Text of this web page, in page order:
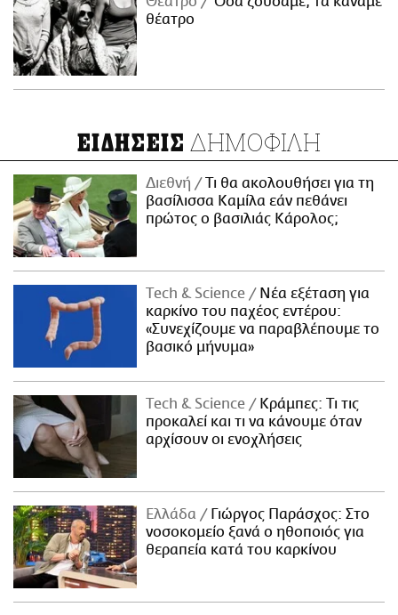
θέατρο
ΕΙΔΗΣΕΙΣ ΔΗΜΟΦΙΛΗ
Διεθνή
Τι θα ακολουθήσει για τη
βασίλισσα Καμίλα εάν πεθάνει
πρώτος ο βασιλιάς Κάρολος;
Τech & Science
Νέα εξέταση για
καρκίνο του παχέος εντέρου:
«Συνεχίζουμε να παραβλέπουμε το
βασικό μήνυμα»
Τech & Science
Κράμπες: Τι τις
προκαλεί και τι να κάνουμε όταν
αρχίσουν οι ενοχλήσεις
Ελλάδα
Γιώργος Παράσχος: Στο
νοσοκομείο ξανά ο ηθοποιός για
θεραπεία κατά του καρκίνου